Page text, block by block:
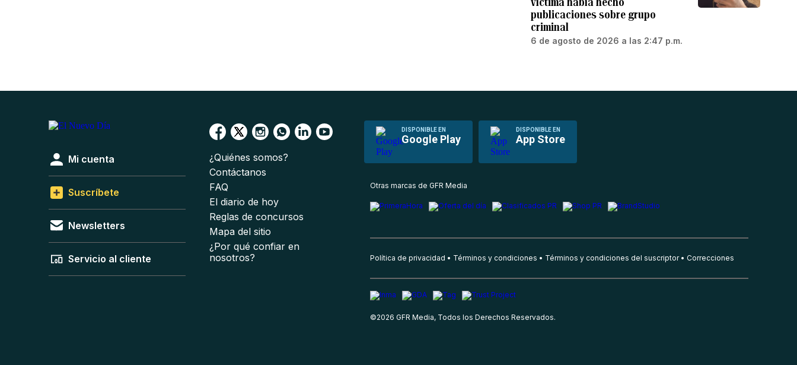
publicaciones sobre grupo
criminal
6 de agosto de 2026 a las 2:47 p.m.
DISPONIBLE EN
Google Play
DISPONIBLE EN
App Store
Mi cuenta
Suscríbete
Newsletters
Servicio al cliente
¿Quiénes somos?
Contáctanos
FAQ
El diario de hoy
Reglas de concursos
Mapa del sitio
¿Por qué confiar en
nosotros?
Otras marcas de GFR Media
Política de privacidad Términos y condiciones Términos y condiciones del suscriptor Correcciones
©2026 GFR Media, Todos los Derechos Reservados.